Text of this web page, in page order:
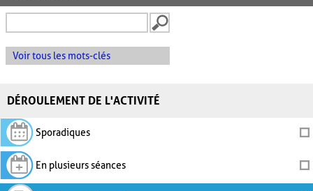
Voir tous les mots-clés
DÉROULEMENT DE L'ACTIVITÉ
Sporadiques
En plusieurs séances